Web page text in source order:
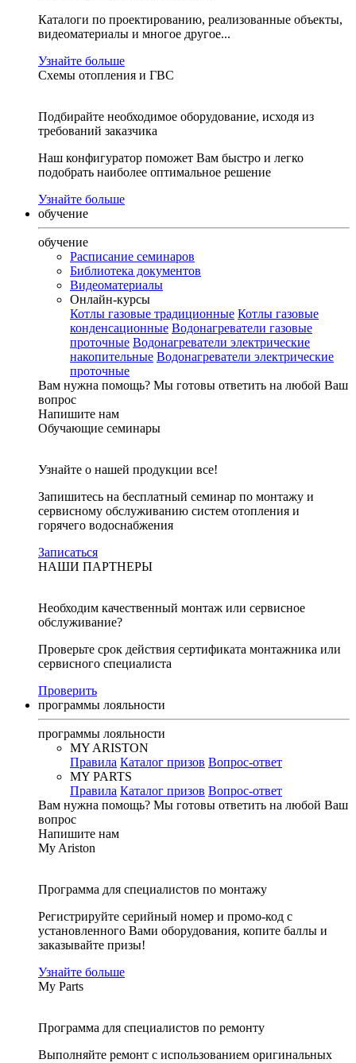
Каталоги по проектированию, реализованные объекты,
видеоматериалы и многое другое...
Узнайте больше
Схемы отопления и ГВС
Подбирайте необходимое оборудование, исходя из
требований заказчика
Наш конфигуратор поможет Вам быстро и легко
подобрать наиболее оптимальное решение
Узнайте больше
обучение
обучение
Расписание семинаров
Библиотека документов
Видеоматериалы
Онлайн-курсы
Котлы газовые традиционные Котлы газовые
конденсационные Водонагреватели газовые
проточные Водонагреватели электрические
накопительные Водонагреватели электрические
проточные
Вам нужна помощь? Мы готовы ответить на любой Ваш
вопрос
Напишите нам
Обучающие семинары
Узнайте о нашей продукции все!
Запишитесь на бесплатный семинар по монтажу и
сервисному обслуживанию систем отопления и
горячего водоснабжения
Записаться
НАШИ ПАРТНЕРЫ
Необходим качественный монтаж или сервисное
обслуживание?
Проверьте срок действия сертификата монтажника или
сервисного специалиста
Проверить
программы лояльности
программы лояльности
MY ARISTON
Правила Каталог призов Вопрос-ответ
MY PARTS
Правила Каталог призов Вопрос-ответ
Вам нужна помощь? Мы готовы ответить на любой Ваш
вопрос
Напишите нам
My Ariston
Программа для специалистов по монтажу
Регистрируйте серийный номер и промо-код с
установленного Вами оборудования, копите баллы и
заказывайте призы!
Узнайте больше
My Parts
Программа для специалистов по ремонту
Выполняйте ремонт с использованием оригинальных